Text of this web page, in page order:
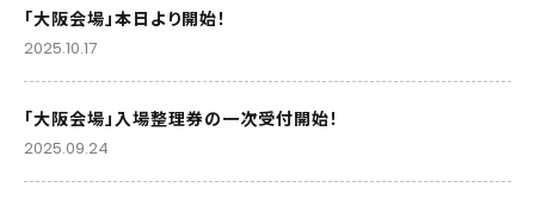
「大阪会場」本日より開始！
2025.10.17
「大阪会場」入場整理券の一次受付開始！
2025.09.24